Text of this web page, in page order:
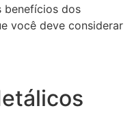
benefícios dos
você deve considerar